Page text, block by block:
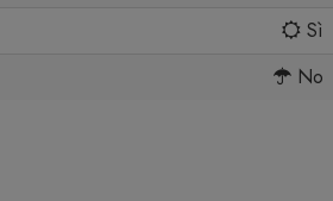
Sì
No